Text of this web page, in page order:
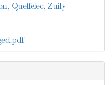
Queffelec, Zuily